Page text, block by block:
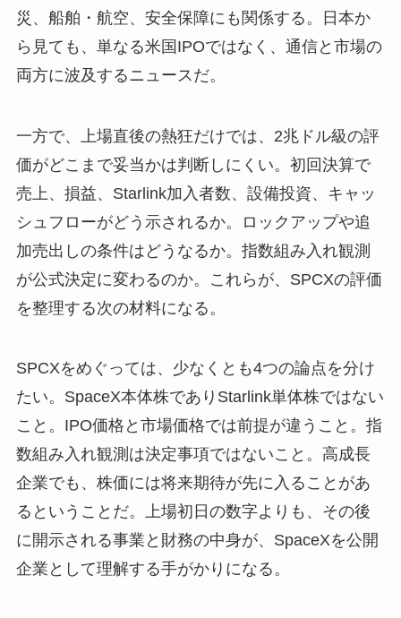
災、船舶・航空、安全保障にも関係する。日本か
ら見ても、単なる米国IPOではなく、通信と市場の
両方に波及するニュースだ。
一方で、上場直後の熱狂だけでは、2兆ドル級の評
価がどこまで妥当かは判断しにくい。初回決算で
売上、損益、Starlink加入者数、設備投資、キャッ
シュフローがどう示されるか。ロックアップや追
加売出しの条件はどうなるか。指数組み入れ観測
が公式決定に変わるのか。これらが、SPCXの評価
を整理する次の材料になる。
SPCXをめぐっては、少なくとも4つの論点を分け
たい。SpaceX本体株でありStarlink単体株ではない
こと。IPO価格と市場価格では前提が違うこと。指
数組み入れ観測は決定事項ではないこと。高成長
企業でも、株価には将来期待が先に入ることがあ
るということだ。上場初日の数字よりも、その後
に開示される事業と財務の中身が、SpaceXを公開
企業として理解する手がかりになる。